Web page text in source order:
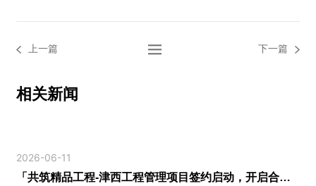
上一篇 下一篇
相关新闻
2026-06-11
「共筑精品工程-津西工程管理项目签约启动，开启合作共赢新篇章」